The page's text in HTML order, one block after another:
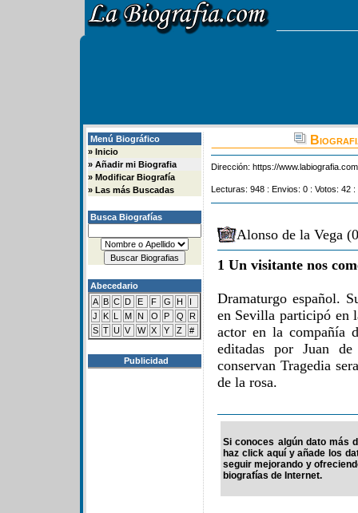
Menú Biográfico
» Inicio
» Añadir mi Biografia
» Modificar Biografía
» Las más Buscadas
Busca Biografías
Abecedario
A B C D E F G H
I
J
K L M N O P Q
R
S T U V W X Y Z #
Publicidad
Dirección: https://
Lecturas: 948 : Envios: 0 : Votos: 42
Alonso de la Vega
1 Un visitante nos
Dramaturgo español.
en Sevilla participó en
actor en la compañía
editadas por Juan
conservan Tragedia
de la rosa.
Si conoces algún dato más
haz click aquí y añade los
seguir mejorando y
biografías de Internet.